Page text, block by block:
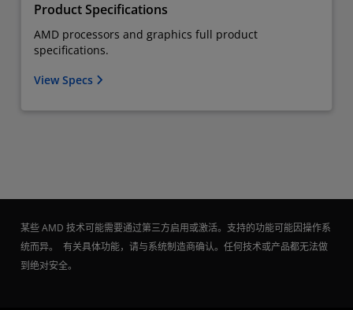
Product Specifications
AMD processors and graphics full product
specifications.
View Specs
某些 AMD 技术可能需要通过第三方启用或激活。支持的功能可能因操作系
统而异。 有关具体功能，请与系统制造商确认。任何技术或产品都无法做
到绝对安全。